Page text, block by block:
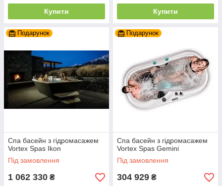
Купити Купити
Подарунок
Спа басейн з гідромасажем
Vortex Spas Ikon
Під замовлення
1 062 330 ₴
Подарунок
Спа басейн з гідромасажем
Vortex Spas Gemini
Під замовлення
304 929 ₴